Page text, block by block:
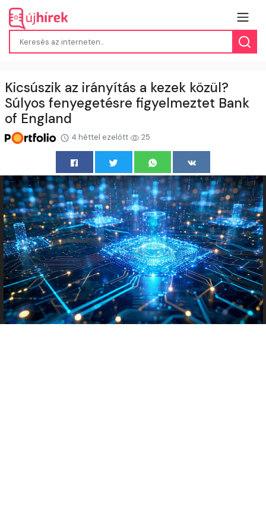
Kicsúszik az irányítás a kezek közül?
Súlyos fenyegetésre figyelmeztet Bank
of England
4 héttel ezelőtt 25